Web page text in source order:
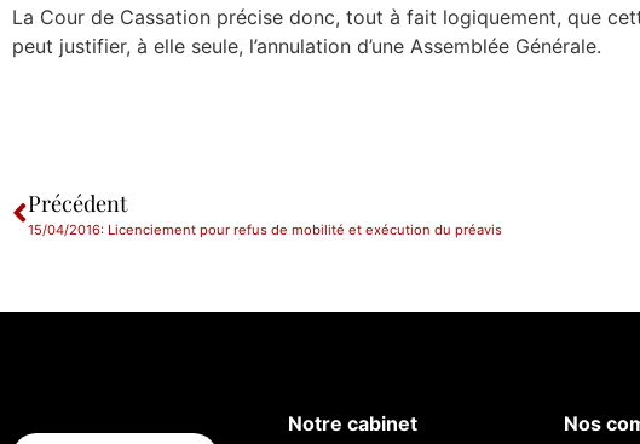
La Cour de Cassation précise donc, tout à fait logiquement, que
peut justifier, à elle seule, l’annulation d’une Assemblée Générale.
Précédent
15/04/2016: Licenciement pour refus de mobilité et exécution du préavis
Notre cabinet Nos